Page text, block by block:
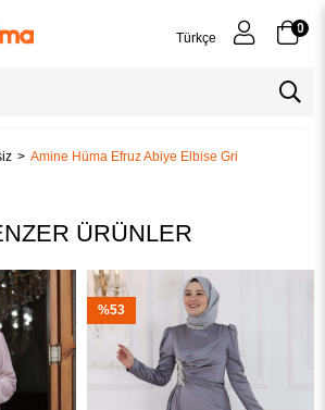
Türkçe
0
Amine Hüma Efruz Abiye Elbise Gri
ÜRÜNLER
%53